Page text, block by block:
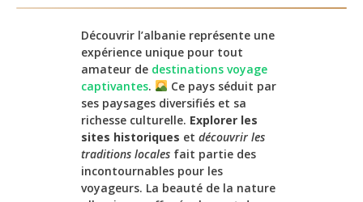
Découvrir l’albanie représente une
expérience unique pour tout
amateur de destinations voyage
captivantes.
Ce pays séduit par
ses paysages diversifiés et sa
richesse culturelle. Explorer les
sites historiques et découvrir les
traditions locales fait partie des
incontournables pour les
voyageurs. La beauté de la nature